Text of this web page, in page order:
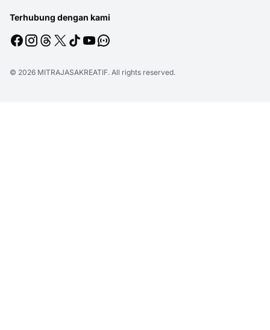
Terhubung dengan kami
© 2026 MITRAJASAKREATIF. All rights reserved.